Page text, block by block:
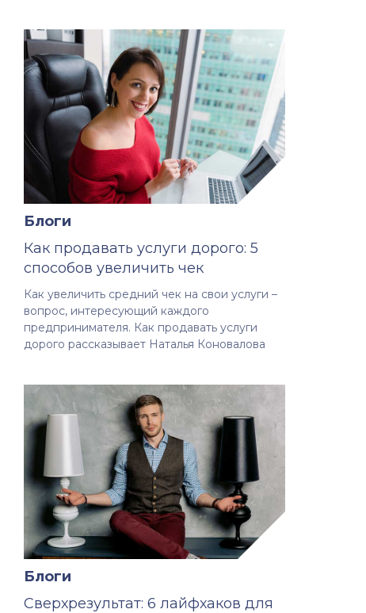
Блоги
Как продавать услуги дорого: 5
способов увеличить чек
Как увеличить средний чек на свои услуги –
вопрос, интересующий каждого
предпринимателя. Как продавать услуги
дорого рассказывает Наталья Коновалова
Блоги
Сверхрезультат: 6 лайфхаков для